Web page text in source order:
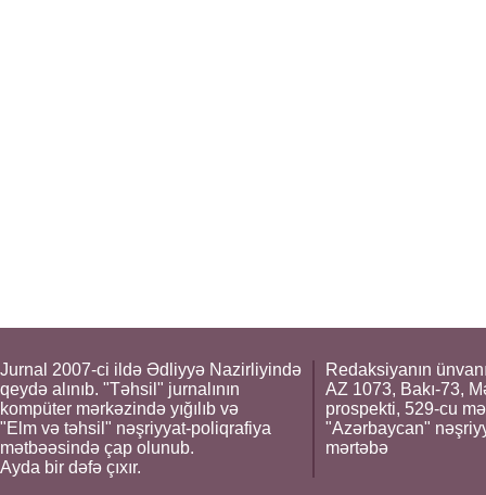
Jurnal 2007-ci ildə Ədliyyə Nazirliyində
qeydə alınıb. "Təhsil" jurnalının
kompüter mərkəzində yığılıb və
"Elm və təhsil" nəşriyyat-poliqrafiya
mətbəəsində çap olunub.
Ayda bir dəfə çıxır.
Redaksiyanın
AZ 1073, Bakı-73,
prospekti, 529-cu
"Azərbaycan"
mərtəbə